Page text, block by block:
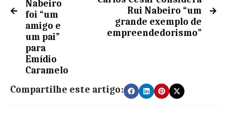
Nabeiro
foi “um
amigo e
um pai”
para
Emídio
Caramelo
Rui Nabeiro “um
grande exemplo de
empreendedorismo”
Compartilhe este artigo: